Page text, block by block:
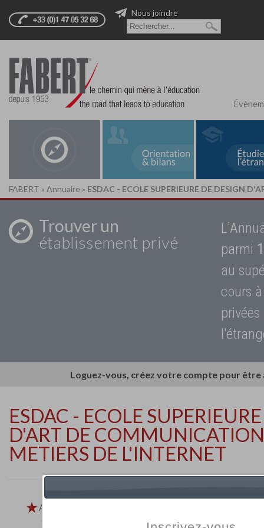
Nous joindre
FABERT » Annuaire » ESDAC - ECOLE SUPERIEURE DE DESIGN
Trouver un
établissement privé
parmi
au
cours
Loguez-vous, créez votre compte pour
ESDAC - ECOLE
D'ART DE
METIERS DE L'INTERNET
Ajouter aux
favoris